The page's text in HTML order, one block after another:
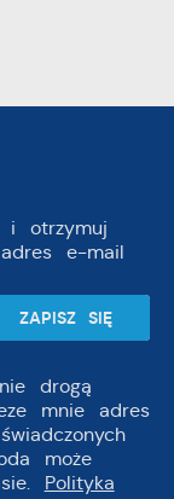
i otrzymuj
e-mail
drogą
mnie adres
może
Polityka